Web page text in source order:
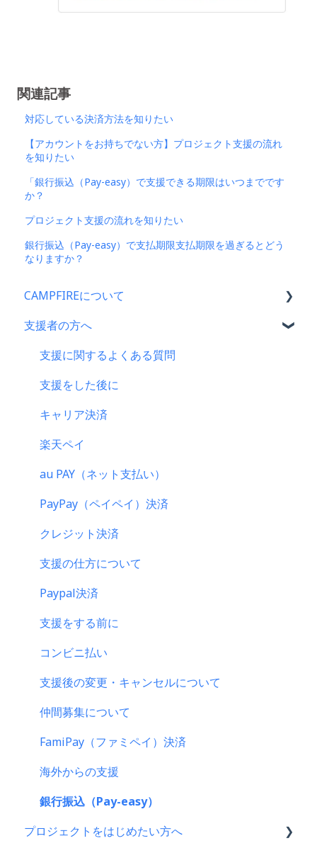
関連記事
対応している決済方法を知りたい
【アカウントをお持ちでない方】プロジェクト支援の流れ
を知りたい
「銀行振込（Pay-easy）で支援できる期限はいつまでです
か？
プロジェクト支援の流れを知りたい
銀行振込（Pay-easy）で支払期限支払期限を過ぎるとどう
なりますか？
CAMPFIREについて
CAMPFIRE各種制度の規約について
CAMPFIREふるさと納税について
はじめての方へ
登録情報に関するよくある質問
新規会員登録・ログイン・ログアウトについて
登録情報の確認・変更・削除について
マイページの機能について
CAMPFIREブランドリソース
支援者の方へ
支援に関するよくある質問
支援をした後に
キャリア決済
楽天ペイ
au PAY（ネット支払い）
PayPay（ペイペイ）決済
クレジット決済
支援の仕方について
Paypal決済
支援をする前に
コンビニ払い
支援後の変更・キャンセルについて
仲間募集について
FamiPay（ファミペイ）決済
海外からの支援
銀行振込（Pay-easy）
プロジェクトをはじめたい方へ